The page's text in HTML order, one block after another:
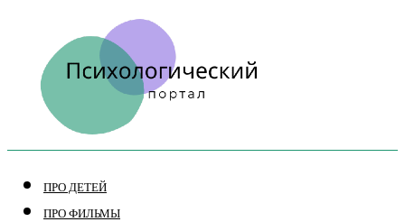
ПРО ДЕТЕЙ
ПРО ФИЛЬМЫ